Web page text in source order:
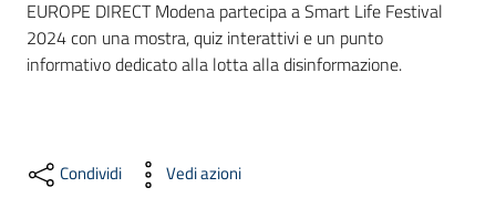
Formazione
ed
eventi
EUROPE DIRECT Modena partecipa a Smart Life Festival
2024 con una mostra, quiz interattivi e un punto
informativo dedicato alla lotta alla disinformazione.
Condividi Vedi azioni